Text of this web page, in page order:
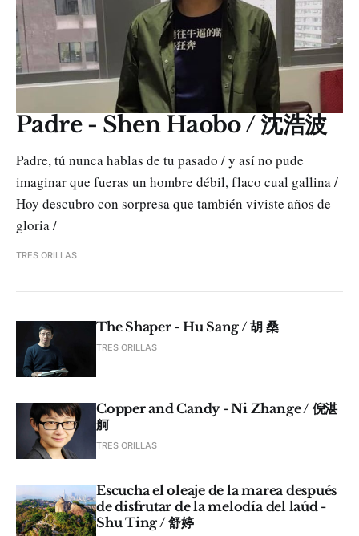
Padre - Shen Haobo / 沈浩波
Padre, tú nunca hablas de tu pasado / y así no pude
imaginar que fueras un hombre débil, flaco cual gallina /
Hoy descubro con sorpresa que también viviste años de
gloria /
TRES ORILLAS
The Shaper - Hu Sang / 胡 桑
TRES ORILLAS
Copper and Candy - Ni Zhange / 倪湛
舸
TRES ORILLAS
Escucha el oleaje de la marea después
de disfrutar de la melodía del laúd -
Shu Ting / 舒婷